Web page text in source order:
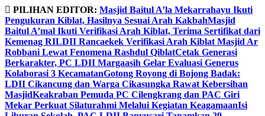
Skip
to
content
PILIHAN EDITOR: Masjid Baitul A’la Mekarrahayu Ikuti
Pengukuran Kiblat, Hasilnya Sesuai Arah KakbahMasjid
Baitul A’mal Ikuti Verifikasi Arah Kiblat, Terima Sertifikat dari
Kemenag RILDII Rancaekek Verifikasi Arah Kiblat Masjid Ar
Robbani Lewat Fenomena Rashdul QiblatCetak Generasi
Berkarakter, PC LDII Margaasih Gelar Evaluasi Generus
Kolaborasi 3 KecamatanGotong Royong di Bojong Badak:
LDII Cikancung dan Warga Cikasungka Rawat Kebersihan
MasjidKeakraban Pemuda PC Cilengkrang dan PAC Giri
Mekar Perkuat Silaturahmi Melalui Kegiatan KeagamaanIsi